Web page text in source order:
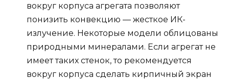
вокруг корпуса агрегата позволяют
понизить конвекцию — жесткое ИК-
излучение. Некоторые модели облицованы
природными минералами. Если агрегат не
имеет таких стенок, то рекомендуется
вокруг корпуса сделать кирпичный экран